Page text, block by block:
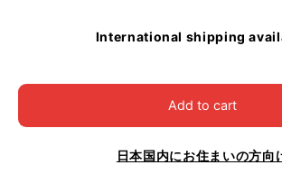
International shipping
Add to cart
日本国内にお住まいの方向